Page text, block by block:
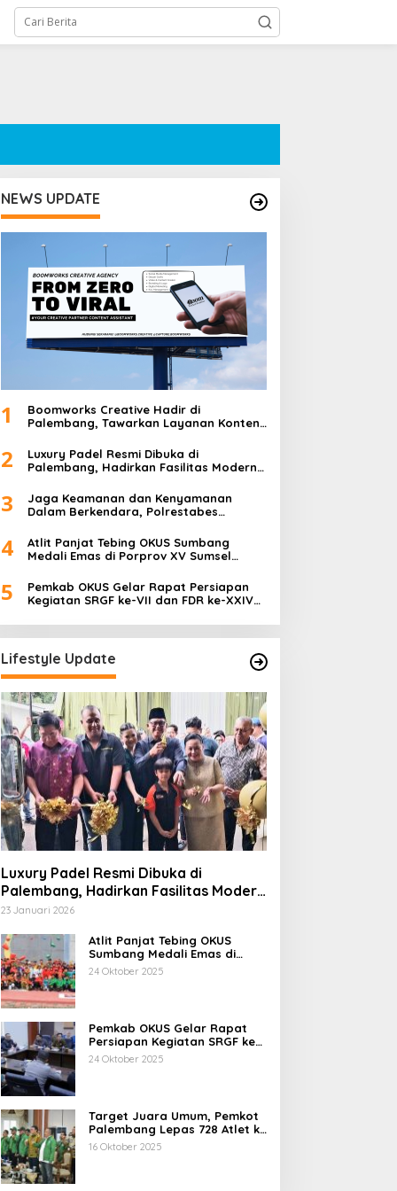
NEWS UPDATE
1
Boomworks Creative Hadir di
Palembang, Tawarkan Layanan Konten
Creator
2
Luxury Padel Resmi Dibuka di
Palembang, Hadirkan Fasilitas Modern
3
Jaga Keamanan dan Kenyamanan
Dalam Berkendara, Polrestabes
2025
4
Atlit Panjat Tebing OKUS Sumbang
Medali Emas di Porprov XV Sumsel
5
Pemkab OKUS Gelar Rapat Persiapan
Kegiatan SRGF ke-VII dan FDR ke-XXIV
Lifestyle Update
Luxury Padel Resmi Dibuka di
Palembang, Hadirkan Fasilitas Modern
Berstandar Nasional
23 Januari 2026
Atlit Panjat Tebing OKUS
Sumbang Medali Emas di
Porprov XV Sumsel Tahun
2025.
24 Oktober 2025
Pemkab OKUS Gelar Rapat
Persiapan Kegiatan SRGF ke-
VII dan FDR ke-XXIV Tahun
2025
24 Oktober 2025
Target Juara Umum, Pemkot
Palembang Lepas 728 Atlet ke
Porprov XV Muba
16 Oktober 2025